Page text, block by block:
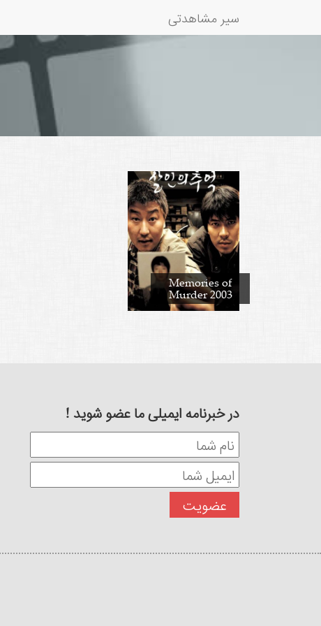
سیر مشاهدتی
Memories of
Murder 2003
در خبرنامه ایمیلی ما عضو شوید !